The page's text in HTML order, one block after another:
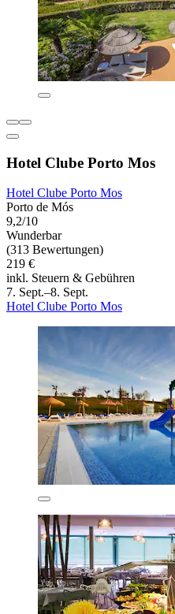
Hotel Clube Porto Mos
Hotel Clube Porto Mos
Porto de Mós
9,2/10
Wunderbar
(313 Bewertungen)
219 €
inkl. Steuern & Gebühren
7. Sept.–8. Sept.
Hotel Clube Porto Mos